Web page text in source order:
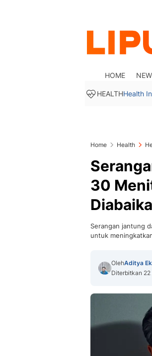
HOME
HEALTHHealth
Home Health
30
Serangan jantung
untuk
OlehAditya
Diterbitkan 22